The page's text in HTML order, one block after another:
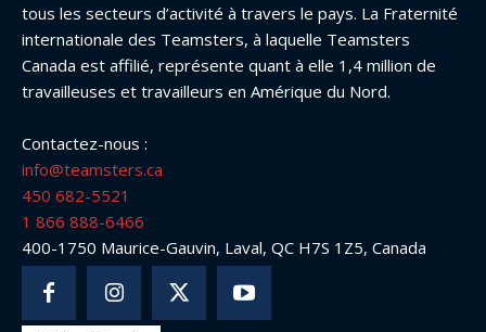
tous les secteurs d’activité à travers le pays. La Fraternité
internationale des Teamsters, à laquelle Teamsters
Canada est affilié, représente quant à elle 1,4 million de
travailleuses et travailleurs en Amérique du Nord.
Contactez-nous :
info@teamsters.ca
450 682-5521
1 866 888-6466
400-1750 Maurice-Gauvin, Laval, QC H7S 1Z5, Canada